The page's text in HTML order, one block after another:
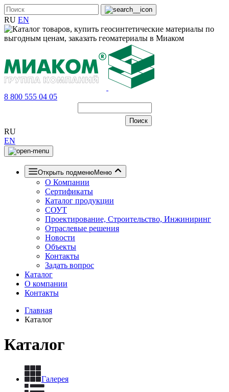
RU EN
8 800 555 04 05
RU
EN
Открыть подменюМеню
О Компании
Сертификаты
Каталог продукции
СОУТ
Проектирование, Строительство, Инжиниринг
Отраслевые решения
Новости
Объекты
Контакты
Задать вопрос
Каталог
О компании
Контакты
Главная
Каталог
Каталог
Галерея